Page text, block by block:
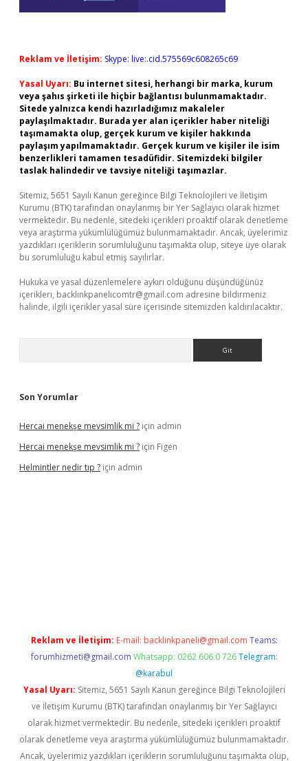
Reklam ve İletişim: Skype: live:.cid.575569c608265c69
Yasal Uyarı: Bu internet sitesi, herhangi bir marka, kurum
veya şahıs şirketi ile hiçbir bağlantısı bulunmamaktadır.
Sitede yalnızca kendi hazırladığımız makaleler
paylaşılmaktadır. Burada yer alan içerikler haber niteliği
taşımamakta olup, gerçek kurum ve kişiler hakkında
paylaşım yapılmamaktadır. Gerçek kurum ve kişiler ile isim
benzerlikleri tamamen tesadüfidir. Sitemizdeki bilgiler
taslak halindedir ve tavsiye niteliği taşımazlar.
Sitemiz, 5651 Sayılı Kanun gereğince Bilgi Teknolojileri ve İletişim
Kurumu (BTK) tarafından onaylanmış bir Yer Sağlayıcı olarak hizmet
vermektedir. Bu nedenle, sitedeki içerikleri proaktif olarak denetleme
veya araştırma yükümlülüğümüz bulunmamaktadır. Ancak, üyelerimiz
yazdıkları içeriklerin sorumluluğunu taşımakta olup, siteye üye olarak
bu sorumluluğu kabul etmiş sayılırlar.
Hukuka ve yasal düzenlemelere aykırı olduğunu düşündüğünüz
içerikleri, backlinkpanelicomtr@gmail.com adresine bildirmeniz
halinde, ilgili içerikler yasal süre içerisinde sitemizden kaldırılacaktır.
Son Yorumlar
Hercai menekşe mevsimlik mi ? için admin
Hercai menekşe mevsimlik mi ? için Figen
Helmintler nedir tıp ? için admin
Reklam ve İletişim: E-mail: backlinkpaneli@gmail.com Teams:
forumhizmeti@gmail.com Whatsapp: 0262 606 0 726 Telegram:
@karabul
Yasal Uyarı: Sitemiz, 5651 Sayılı Kanun gereğince Bilgi Teknolojileri
ve İletişim Kurumu (BTK) tarafından onaylanmış bir Yer Sağlayıcı
olarak hizmet vermektedir. Bu nedenle, sitedeki içerikleri proaktif
olarak denetleme veya araştırma yükümlülüğümüz bulunmamaktadır.
Ancak, üyelerimiz yazdıkları içeriklerin sorumluluğunu taşımakta olup,